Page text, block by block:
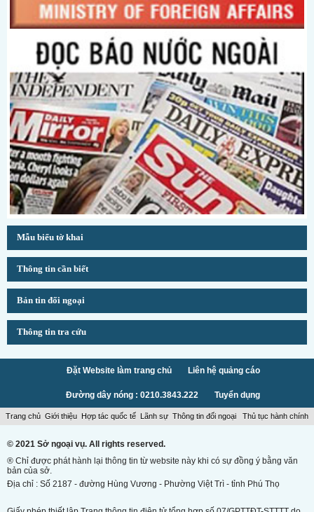
Mẫu biểu tờ khai
Thông tin cần biết
Bản tin đối ngoại
Thông tin tra cứu
Đặt Website làm trang chủ Liên hệ quảng cáo
Đường dây nóng : 0210.3843.222 Tuyển dụng
Trang chủ Giới thiệu Hợp tác quốc tế Lãnh sự Thông tin đối ngoại Thủ tục hành chính
© 2021 Sở ngoại vụ. All rights reserved.
® Chỉ được phát hành lại thông tin từ website này khi có sự đồng ý bằng văn
bản của sở.
Địa chỉ : Số 2187 - đường Hùng Vương - Phường Việt Trì - tỉnh Phú Thọ